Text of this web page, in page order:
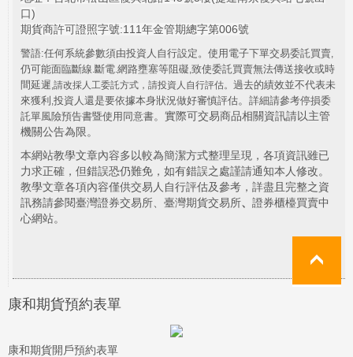
口)
期貨商許可證照字號:111年金管期總字第006號
警語:任何系統參數須由投資人自行設定。使用電子下單交易委託買賣
仍可能面臨斷線 斷電 網路壅塞等阻礙 致使委託買賣無法傳送接收或時
間延遲 請改採人工委託方式，請投資人自行評估。 過去的績效並不代表未
來獲利 投資人還是要依據本身狀況做好審慎評估。 詳細請參考停損委
託單風險預告書暨使用同意書。實際可交易商品相關資訊請以主管
機關公告為限。
本網站教學文章內容多以較為簡潔方式整理呈現，各項資訊雖已
力求正確，但錯誤恐仍難免，如有錯誤之處謹請通知本人修改。
教學文章各項內容僅供交易人自行評估及參考，詳盡且完整之資
訊務請參閱臺灣證券交易所、臺灣期貨交易所、 證券櫃檯買賣中
心網站。
康和期貨預約表單
康和期貨開戶預約表單